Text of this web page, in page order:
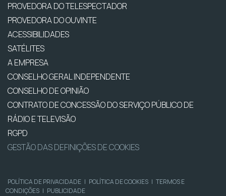
PROVEDORA DO TELESPECTADOR
PROVEDORA DO OUVINTE
ACESSIBILIDADES
SATÉLITES
A EMPRESA
CONSELHO GERAL INDEPENDENTE
CONSELHO DE OPINIÃO
CONTRATO DE CONCESSÃO DO SERVIÇO PÚBLICO DE
RÁDIO E TELEVISÃO
RGPD
GESTÃO DAS DEFINIÇÕES DE COOKIES
POLÍTICA DE PRIVACIDADE | POLÍTICA DE COOKIES | TERMOS E
CONDIÇÕES | PUBLICIDADE